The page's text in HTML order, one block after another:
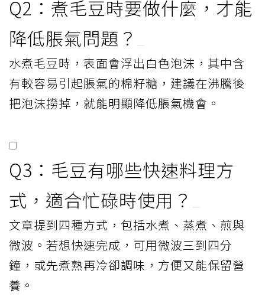
Q2：煮毛豆時要做什麼，才能
降低脹氣問題？
水煮毛豆時，表面會浮出白色泡沫，其中含
有較容易引起脹氣的棉籽糖，建議在沸騰後
把泡沫撈掉，就能明顯降低脹氣機會。
Q3：毛豆有哪些快速料理方
式，適合忙碌時使用？
文章提到四種方式，包括水煮、蒸煮、煎與
微波。若想快速完成，可用微波三到四分
鐘，或先煮熟再冷卻調味，方便又能保留營
養。